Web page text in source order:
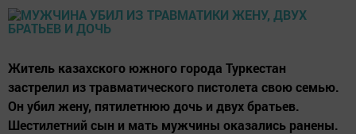
Житель казахского южного города Туркестан
застрелил из травматического пистолета свою семью.
Он убил жену, пятилетнюю дочь и двух братьев.
Шестилетний сын и мать мужчины оказались ранены.